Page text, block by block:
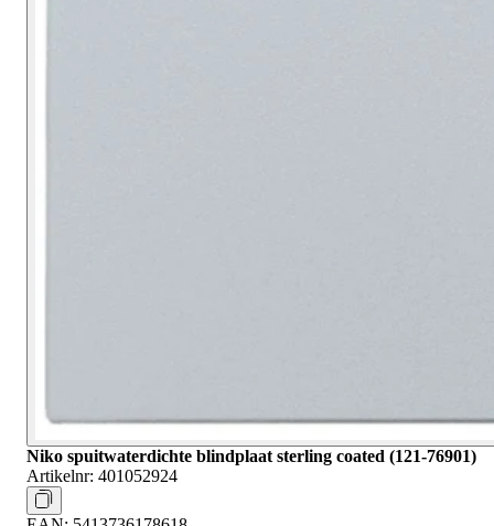
Niko spuitwaterdichte blindplaat sterling coated (121-76901)
Artikelnr: 401052924